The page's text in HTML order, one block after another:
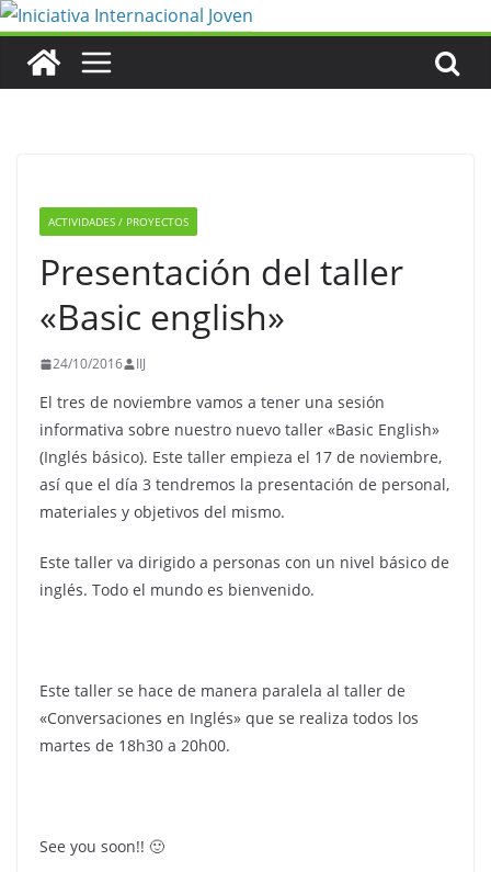
Saltar
contenido
ACTIVIDADES / PROYECTOS
Presentación del taller
«Basic english»
24/10/2016 IIJ
El tres de noviembre vamos a tener una sesión
informativa sobre nuestro nuevo taller «Basic English»
(Inglés básico). Este taller empieza el 17 de noviembre,
así que el día 3 tendremos la presentación de personal,
materiales y objetivos del mismo.
Este taller va dirigido a personas con un nivel básico de
inglés. Todo el mundo es bienvenido.
Este taller se hace de manera paralela al taller de
«Conversaciones en Inglés» que se realiza todos los
martes de 18h30 a 20h00.
See you soon!! 🙂